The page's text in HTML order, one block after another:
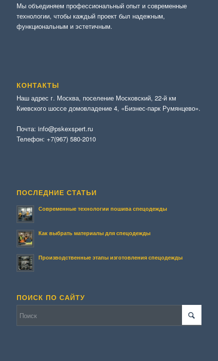
Мы объединяем профессиональный опыт и современные
технологии, чтобы каждый проект был надежным,
функциональным и эстетичным.
КОНТАКТЫ
Наш адрес г. Москва, поселение Московский, 22-й км
Киевского шоссе домовладение 4, «Бизнес-парк Румянцево».
Почта: info@pskexspert.ru
Телефон: +7(967) 580-2010
ПОСЛЕДНИЕ СТАТЬИ
Современные технологии пошива спецодежды
Как выбрать материалы для спецодежды
Производственные этапы изготовления спецодежды
ПОИСК ПО САЙТУ